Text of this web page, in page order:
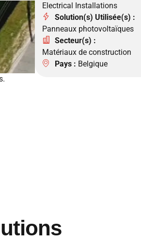
Electrical Installations
Solution(s) Utilisée(s) :
Panneaux photovoltaïques
Secteur(s) :
Matériaux de construction
Pays : Belgique